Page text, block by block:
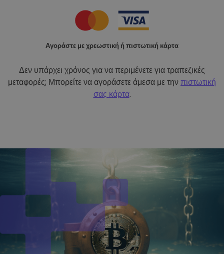
Αγοράστε με χρεωστική ή πιστωτική κάρτα
Δεν υπάρχει χρόνος για να περιμένετε για τραπεζικές
μεταφορές; Μπορείτε να αγοράσετε άμεσα με τηνπιστωτική
σας κάρτα.